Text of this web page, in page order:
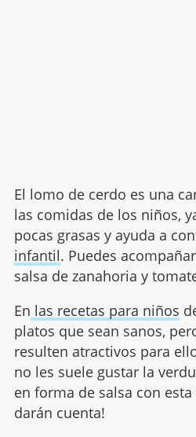
El lomo de cerdo es una
las comidas de los niños,
pocas grasas y ayuda a
infantil. Puedes
salsa de zanahoria y
En las recetas para niños
platos que sean sanos,
resulten atractivos para
no les suele gustar la
en forma de salsa con esta
darán cuenta!